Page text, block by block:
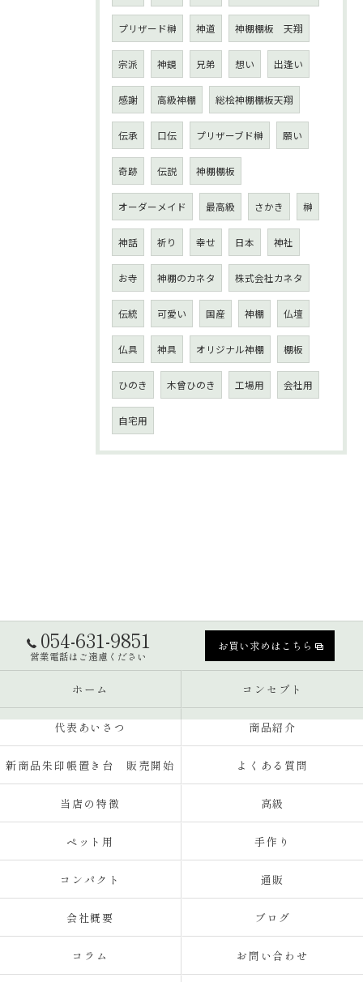
プリザード榊 神道 神棚棚板 天翔
宗派 神鏡 兄弟 想い 出逢い
感謝 高級神棚 総桧神棚棚板天翔
伝承 口伝 プリザーブド榊 願い
奇跡 伝説 神棚棚板
オーダーメイド 最高級 さかき 榊
神話 祈り 幸せ 日本 神社
お寺 神棚のカネタ 株式会社カネタ
伝統 可愛い 国産 神棚 仏壇
仏具 神具 オリジナル神棚 棚板
ひのき 木曾ひのき 工場用 会社用
自宅用
054-631-9851
営業電話はご遠慮ください
お買い求めはこちら
ホーム コンセプト
代表あいさつ 商品紹介
新商品朱印帳置き台 販売開始 よくある質問
当店の特徴 高級
ペット用 手作り
コンパクト 通販
会社概要 ブログ
コラム お問い合わせ